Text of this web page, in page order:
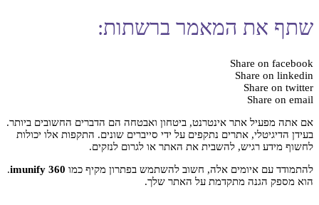
שתף את המאמר ברשתות:
Share on facebook
Share on linkedin
Share on twitter
Share on email
אם אתה מפעיל אתר אינטרנט, ביטחון ואבטחה הם הדברים החשובים ביותר.
בעידן הדיגיטלי, אתרים נתקפים על ידי סייברים שונים. התקפות אלו יכולות
לחשוף מידע רגיש, להשבית את האתר או לגרום לנזקים.
להתמודד עם איומים אלה, חשוב להשתמש בפתרון מקיף כמו imunify 360
.
הוא מספק הגנה מתקדמת על האתר שלך.